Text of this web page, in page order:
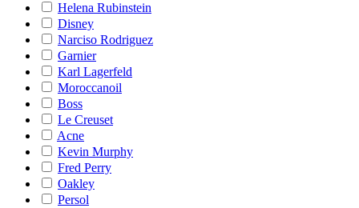
Helena Rubinstein
Disney
Narciso Rodriguez
Garnier
Karl Lagerfeld
Moroccanoil
Boss
Le Creuset
Acne
Kevin Murphy
Fred Perry
Oakley
Persol